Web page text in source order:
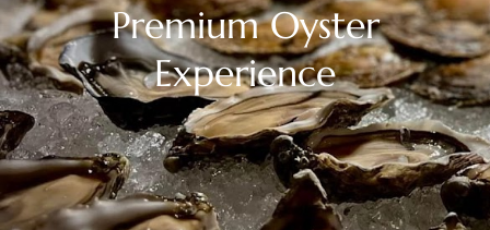
Premium Oyster
Experience